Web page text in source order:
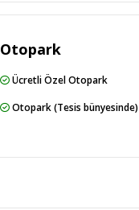
Otopark
Ücretli Özel Otopark
Otopark (Tesis bünyesinde)